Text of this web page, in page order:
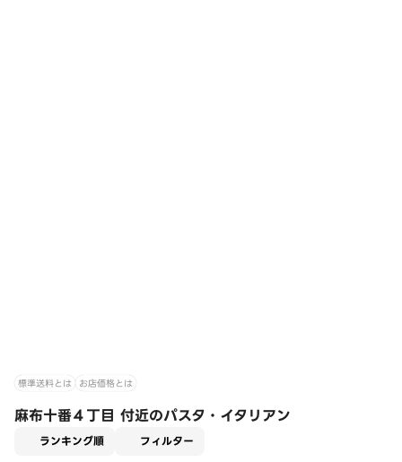
標準送料とは お店価格とは
麻布十番４丁目 付近のパスタ・イタリアン
ランキング順 フィルター